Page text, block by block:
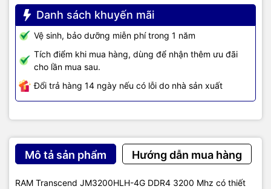
Danh sách khuyến mãi
Vệ sinh, bảo dưỡng miễn phí trong 1 năm
Tích điểm khi mua hàng, dùng để nhận thêm ưu đãi
cho lần mua sau.
Đổi trả hàng 14 ngày nếu có lỗi do nhà sản xuất
Mô tả sản phẩm Hướng dẫn mua hàng
RAM Transcend JM3200HLH-4G DDR4 3200 Mhz có thiết